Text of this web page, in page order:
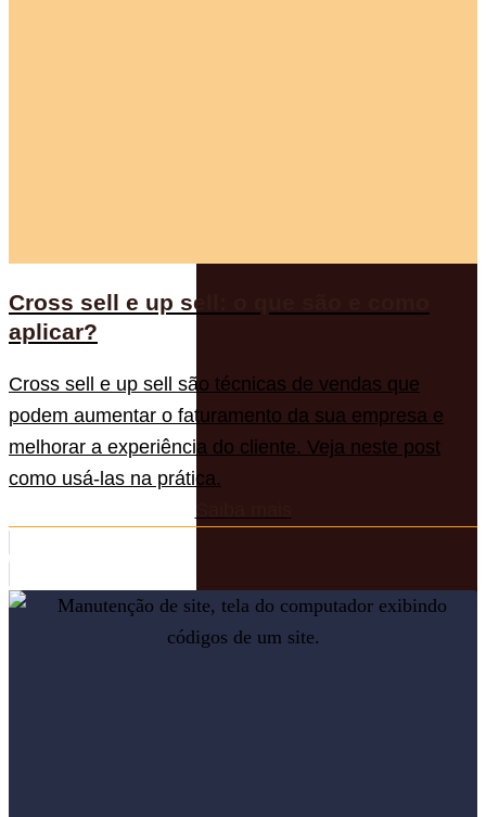
Cross sell e up sell: o que são e como
aplicar?
Cross sell e up sell são técnicas de vendas que
podem aumentar o faturamento da sua empresa e
melhorar a experiência do cliente. Veja neste post
como usá-las na prática.